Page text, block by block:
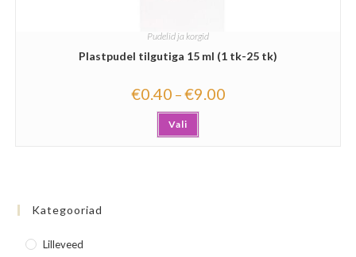
Pudelid ja korgid
Plastpudel tilgutiga 15 ml (1 tk-25 tk)
€0.40 –€9.00
Vali
Kategooriad
Lilleveed